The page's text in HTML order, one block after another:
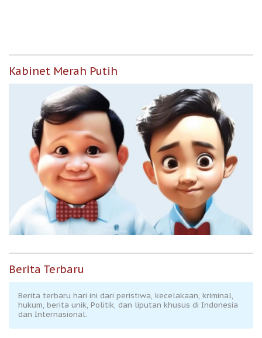
Kabinet Merah Putih
Berita Terbaru
Berita terbaru hari ini dari peristiwa, kecelakaan, kriminal,
hukum, berita unik, Politik, dan liputan khusus di Indonesia
dan Internasional.